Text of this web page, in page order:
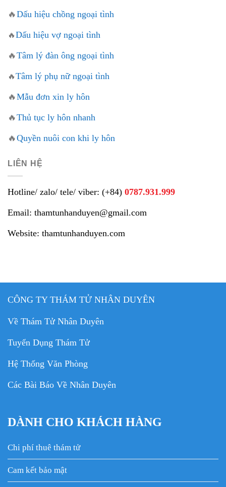
🔥Dấu hiệu chồng ngoại tình
🔥Dấu hiệu vợ ngoại tình
🔥Tâm lý đàn ông ngoại tình
🔥Tâm lý phụ nữ ngoại tình
🔥Mẫu đơn xin ly hôn
🔥Thủ tục ly hôn nhanh
🔥Quyền nuôi con khi ly hôn
LIÊN HỆ
Hotline/ zalo/ tele/ viber: (+84) 0787.931.999
Email: thamtunhanduyen@gmail.com
Website: thamtunhanduyen.com
CÔNG TY THÁM TỬ NHÂN DUYÊN
Về Thám Tử Nhân Duyên
Tuyển Dụng Thám Tử
Hệ Thống Văn Phòng
Các Bài Báo Về Nhân Duyên
DÀNH CHO KHÁCH HÀNG
Chi phí thuê thám tử
Cam kết bảo mật